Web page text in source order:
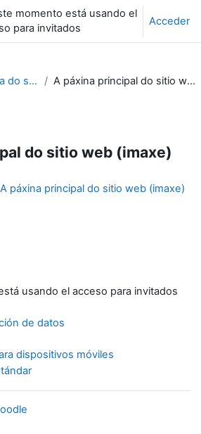
momento está usando el
para invitados
Acceder
A apariencia do sitio web A páxina principal do sitio web (imaxe)
do sitio web (imaxe)
A páxina principal do sitio web (imaxe)
usando el acceso para invitados
de datos
dispositivos móviles